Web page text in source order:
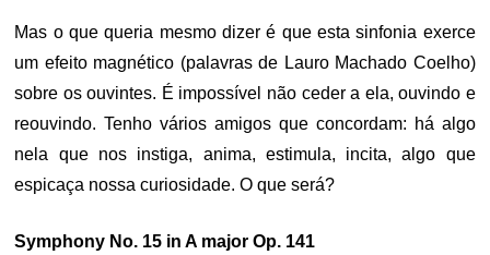
Mas o que queria mesmo dizer é que esta sinfonia exerce
um efeito magnético (palavras de Lauro Machado Coelho)
sobre os ouvintes. É impossível não ceder a ela, ouvindo e
reouvindo. Tenho vários amigos que concordam: há algo
nela que nos instiga, anima, estimula, incita, algo que
espicaça nossa curiosidade. O que será?
Symphony No. 15 in A major Op. 141